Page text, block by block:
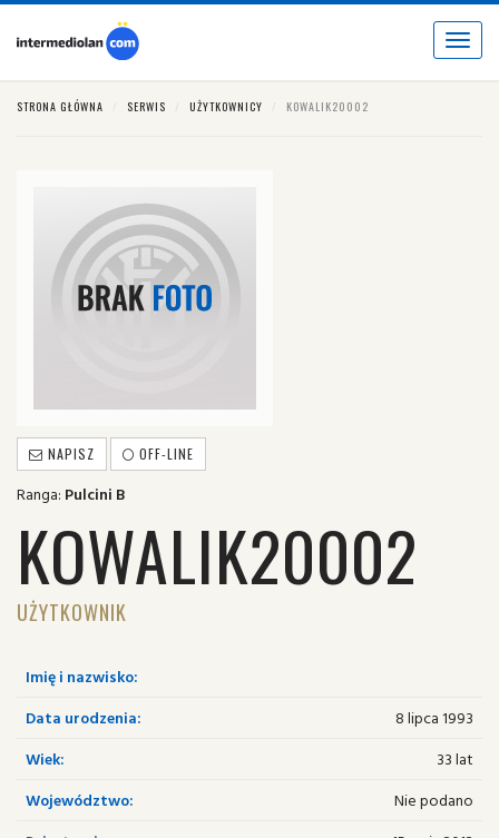
Toggle
STRONA GŁÓWNA SERWIS UŻYTKOWNICY KOWALIK20002
NAPISZ OFF-LINE
Ranga: Pulcini B
KOWALIK20002
UŻYTKOWNIK
Imię i nazwisko:
Data urodzenia:
8 lipca 1993
Wiek:
33 lat
Województwo:
Nie podano